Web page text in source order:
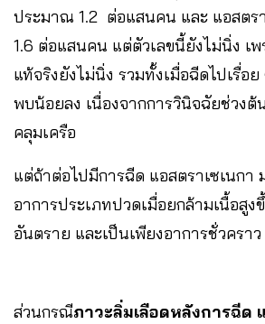
ประมาณ 1.2 ต่อแสนคน และ แอสตร
1.6 ต่อแสนคน แต่ตัวเลขนี้ยังไม่นิ่ง เ
แท้จริงยังไม่นิ่ง รวมทั้งเมื่อฉีดไปเรื่อ
พบน้อยลง เนื่องจากการวินิจฉัยช่วงต้
คลุมเครือ
แต่ถ้าต่อไปมีการฉีด แอสตราเซเนกา
อาการประเภทปวดเมื่อยกล้ามเนื้อสู
อันตราย และเป็นเพียงอาการชั่วคราว
ส่วนกรณีภาวะลิ่มเลือดหลังการฉีด